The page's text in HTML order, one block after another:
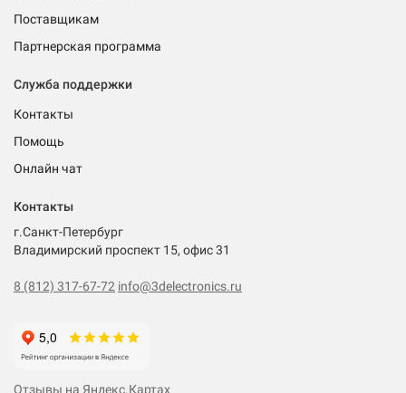
Поставщикам
Партнерская программа
Служба поддержки
Контакты
Помощь
Онлайн чат
Контакты
г.Санкт-Петербург
Владимирский проспект 15, офис 31
8 (812) 317-67-72 info@3delectronics.ru
Отзывы на Яндекс.Картах